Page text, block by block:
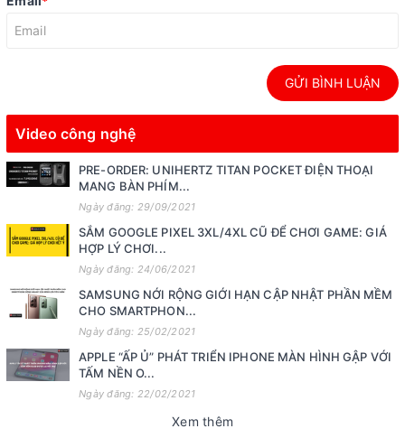
GỬI BÌNH LUẬN
Video công nghệ
PRE-ORDER: UNIHERTZ TITAN POCKET ĐIỆN THOẠI
MANG BÀN PHÍM...
Ngày đăng: 29/09/2021
SẮM GOOGLE PIXEL 3XL/4XL CŨ ĐỂ CHƠI GAME: GIÁ
HỢP LÝ CHƠI...
Ngày đăng: 24/06/2021
SAMSUNG NỚI RỘNG GIỚI HẠN CẬP NHẬT PHẦN MỀM
CHO SMARTPHON...
Ngày đăng: 25/02/2021
APPLE “ẤP Ủ” PHÁT TRIỂN IPHONE MÀN HÌNH GẬP VỚI
TẤM NỀN O...
Ngày đăng: 22/02/2021
Xem thêm